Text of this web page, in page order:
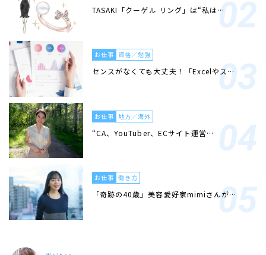
TASAKI「クーゲル リング」は“私は…
お仕事 資格／勉強
センスがなくても大丈夫！「Excelやス…
お仕事 地方／海外
“CA、YouTuber、ECサイト運営…
お仕事 働き方
「奇跡の40歳」美容愛好家mimiさんが…